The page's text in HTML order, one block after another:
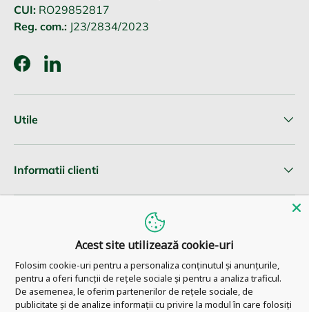
CUI: RO29852817
Reg. com.: J23/2834/2023
FacebookLinkedIn
Utile
Informatii clienti
© 2026 Pharm Ahead.
Acest site utilizează cookie-uri
Folosim cookie-uri pentru a personaliza conținutul și anunțurile,
pentru a oferi funcții de rețele sociale și pentru a analiza traficul.
De asemenea, le oferim partenerilor de rețele sociale, de
publicitate și de analize informații cu privire la modul în care folosiți